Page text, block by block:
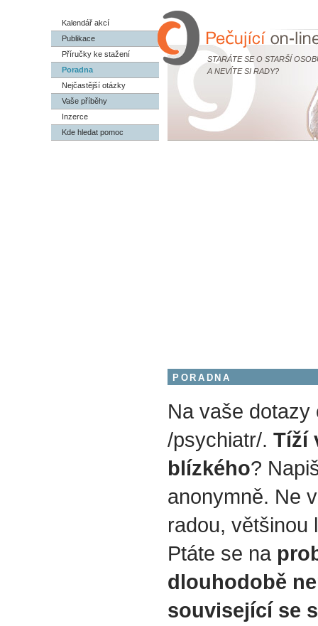
STARÁTE SE O STARŠÍ
A NEVÍTE SI RADY?
Kalendář akcí
Publikace
Příručky ke stažení
Poradna
Nejčastější otázky
Vaše příběhy
Inzerce
Kde hledat pomoc
PORADNA
Na vaše dotazy
/psychiatr/. Tíží
blízkého?
anonymně. Ne
radou, většinou
Ptáte se na
dlouhodobě
související se